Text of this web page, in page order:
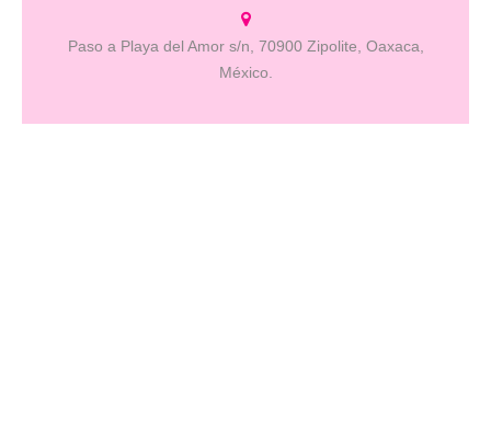
Paso a Playa del Amor s/n, 70900 Zipolite, Oaxaca,
México.